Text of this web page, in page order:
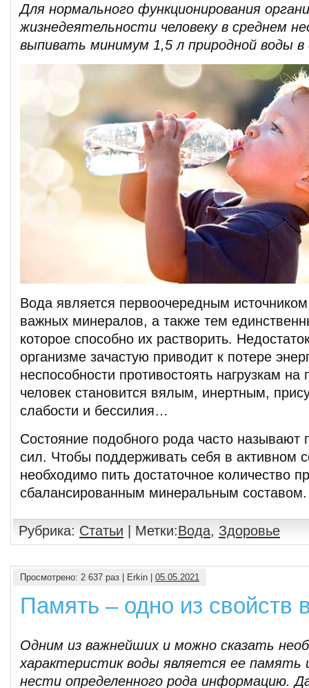
Для нормального функционирования
жизнедеятельности человеку в среднем
выпивать минимум 1,5 л природной воды в
Вода является первоочередным
важных минералов, а также тем
которое способно их растворить.
организме зачастую приводит к потере
неспособности противостоять нагрузкам
человек становится вялым, инертным,
слабости и бессилия…
Состояние подобного рода часто называют
сил. Чтобы поддерживать себя в активном
необходимо пить достаточное количество
сбалансированным минеральным
Рубрика: Статьи | Метки:Вода, Здоровье
Просмотрено: 2 637 раз | Erkin | 05.05.2021
Память – одно из свойств
Одним из важнейших и можно сказать
характеристик воды является ее память
нести определенного рода информацию.